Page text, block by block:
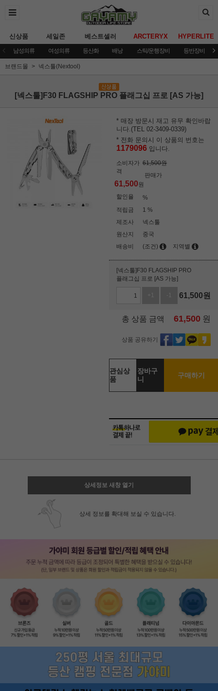
신상품 세일존 베스트셀러 ARCTERYX HYPERLITE
남성의류 여성의류 등산화 배낭 스틱/운행장비 등반장비
브랜드몰 넥스툴(Nextool)
[넥스툴]F30 FLAGSHIP PRO 플래그십 프로 [AS 가능]
* 매장 방문시 재고 유무 확인바랍
니다.(TEL 02-3409-0339)
* 전화 문의시 이 상품의 번호는
1179096 입니다.
소비자가
격
61,500원
판매가
61,500원
할인율
%
적립금
1 %
제조사
넥스툴
원산지
중국
배송비
(조건) 지역별
[넥스툴]F30 FLAGSHIP PRO
플래그십 프로 [AS 가능]
+1 -1 61,500원
총 상품 금액 61,500 원
상품 공유하기
관심상
품
장바구
니
구매하기
상세정보 새창 열기
상세 정보를 확대해 보실 수 있습니다.